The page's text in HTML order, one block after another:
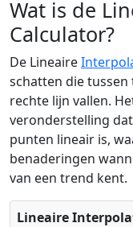
Wat is de
Calculator?
De Lineaire
schatten die
rechte lijn vallen.
veronderstelling
punten lineair is,
benaderingen
van een trend kent.
Lineaire